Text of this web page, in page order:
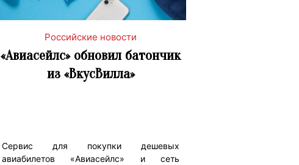
Российские новости
«Авиасейлс» обновил батончик
из «ВкусВилла»
Сервис для покупки дешевых
авиабилетов «Авиасейлс» и сеть